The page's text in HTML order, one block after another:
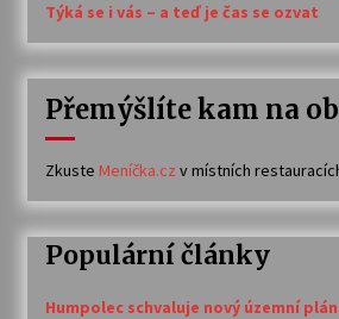
Týká se i vás – a teď je čas se ozvat
Přemýšlíte kam na
Zkuste Meníčka.cz v místních
Populární články
Humpolec schvaluje nový územní